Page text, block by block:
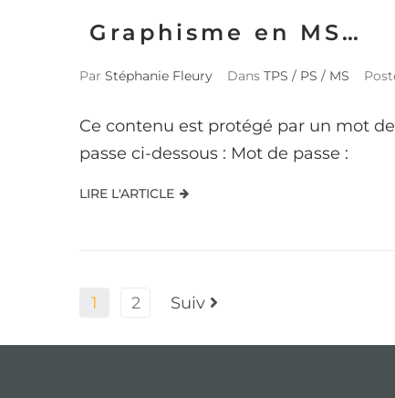
Graphisme en MS…
Par Stéphanie Fleury Dans TPS / PS / MS
Ce contenu est protégé par un mot
passe ci-dessous : Mot de passe :
LIRE L'ARTICLE
1 2 Suiv